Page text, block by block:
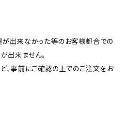
が出来なかった等のお客様都合での
出来ません。
ど、事前にご確認の上でのご注文をお